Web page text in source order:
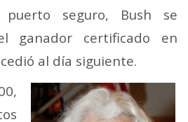
seguro, Bush se
ganador certificado en
al día siguiente.